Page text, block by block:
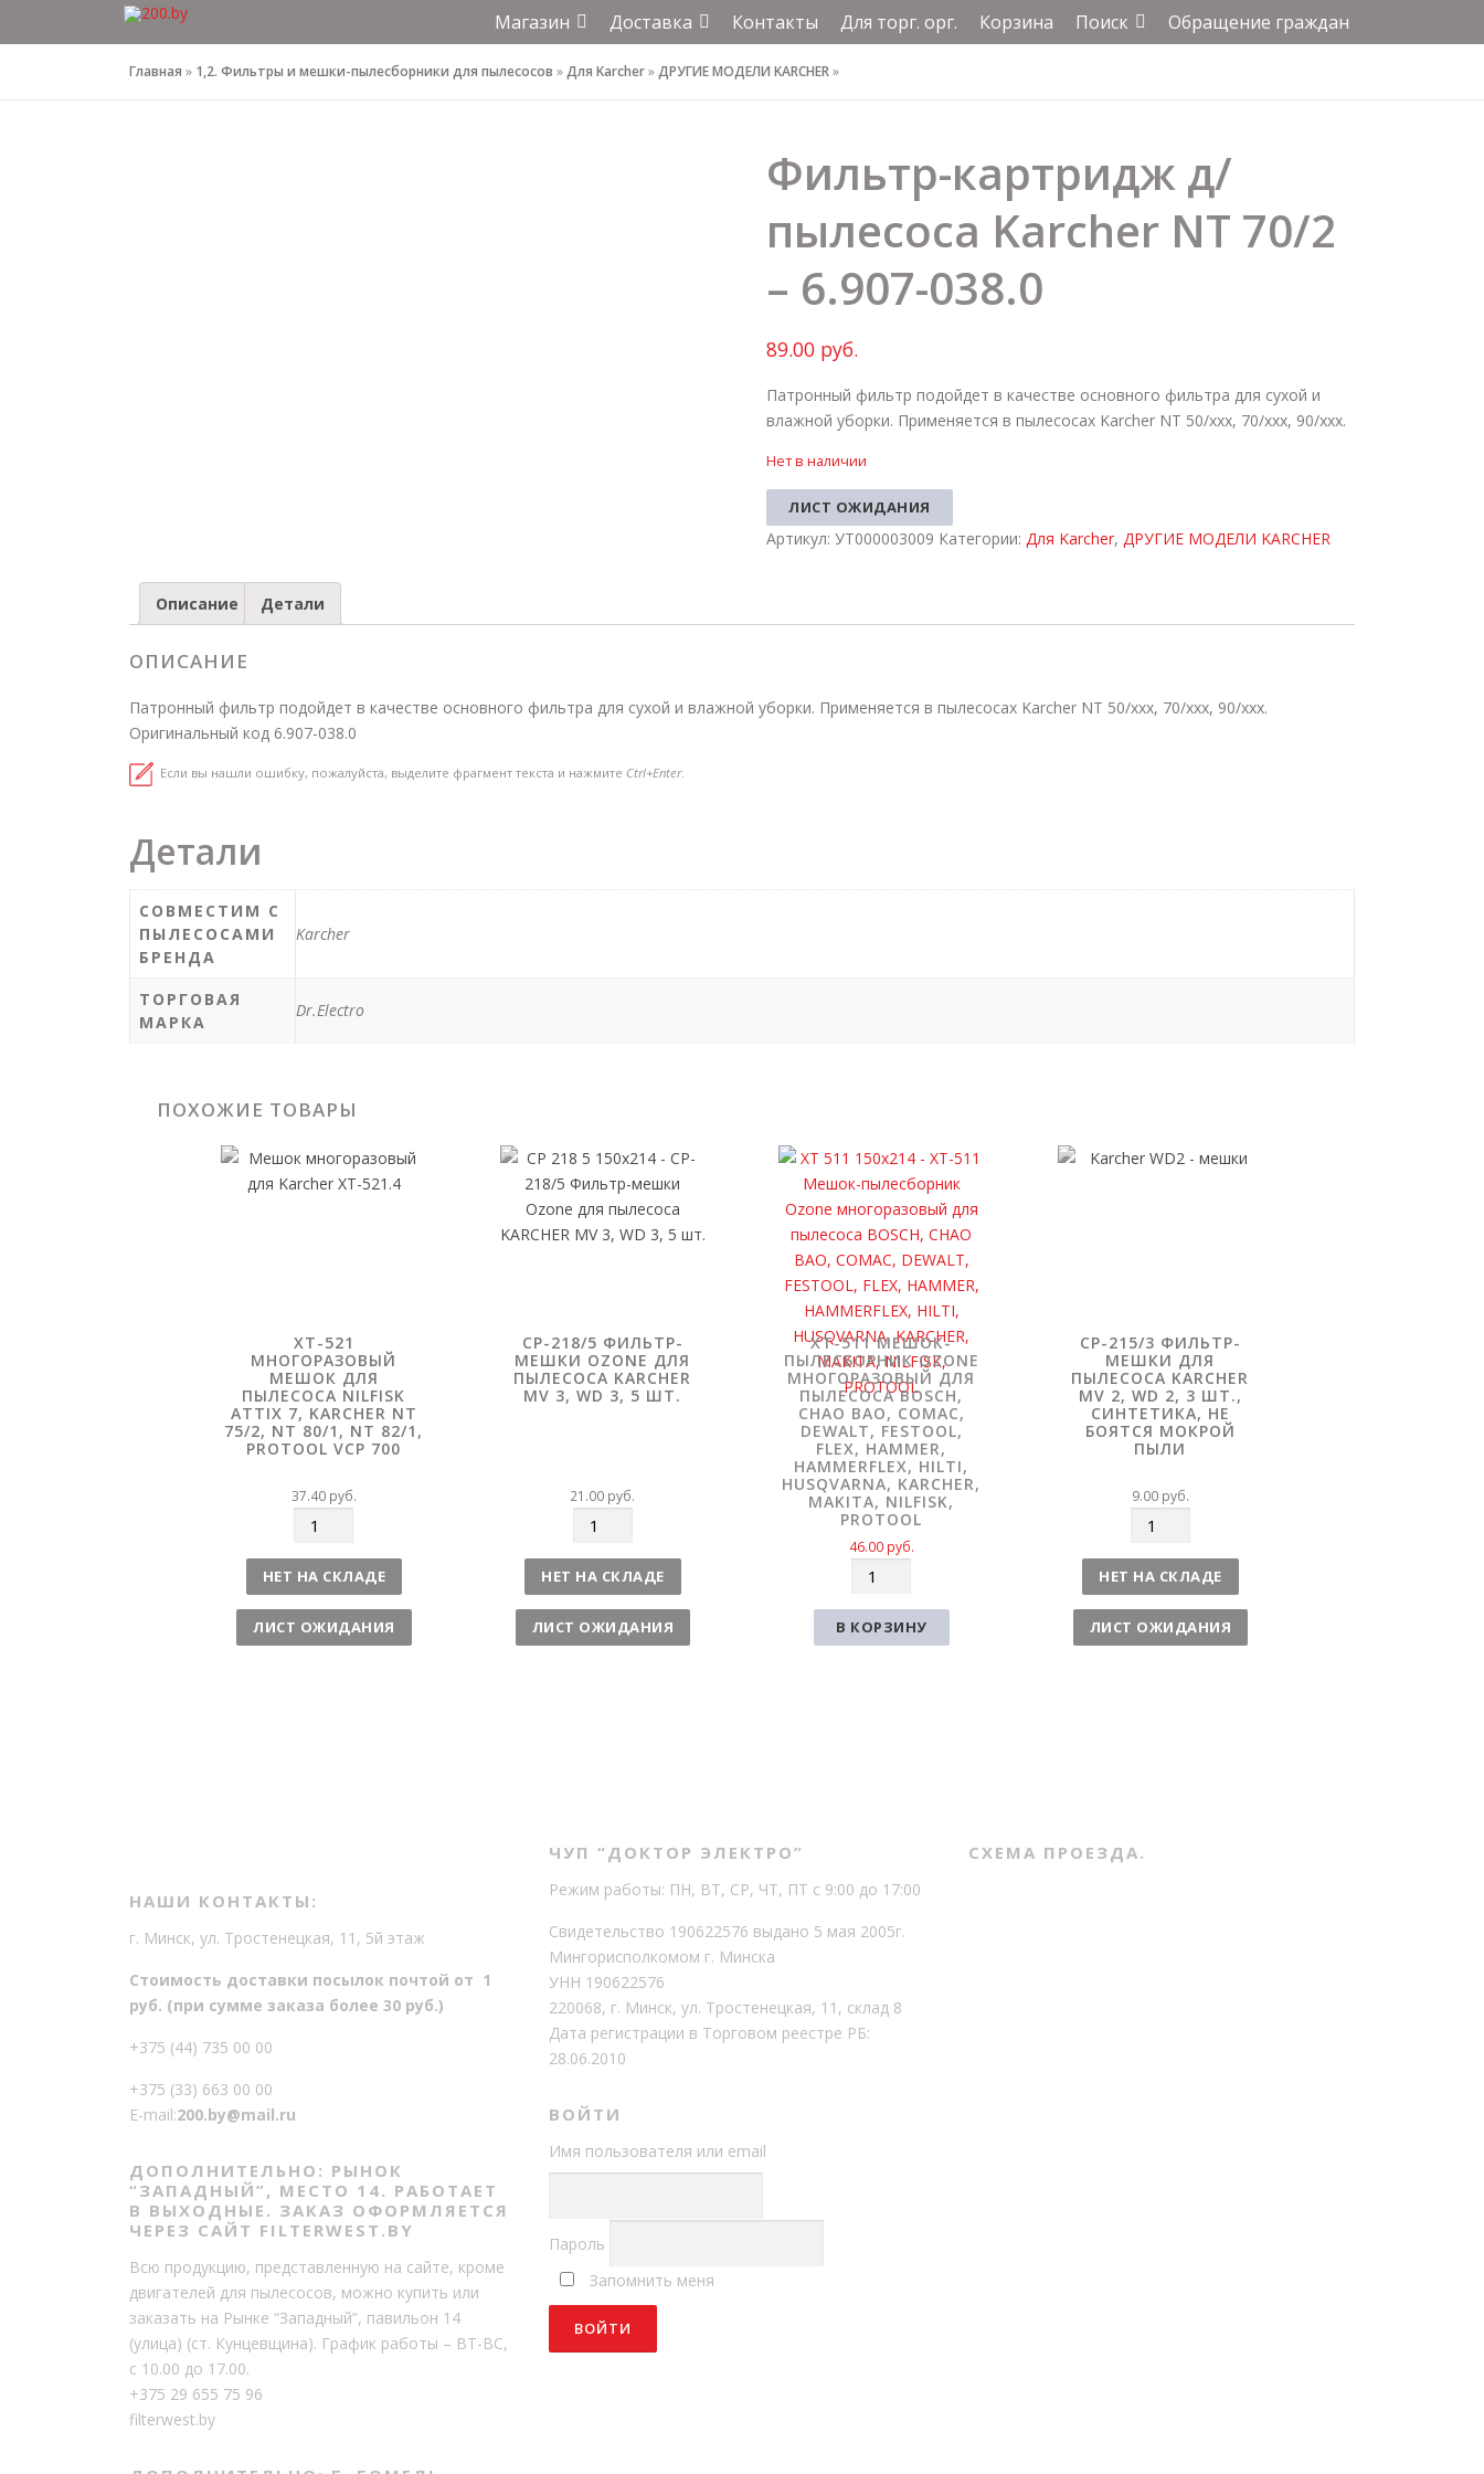
Магазин Доставка Контакты Для торг. орг. Корзина Поиск Обращение граждан
Главная » 1,2. Фильтры и мешки-пылесборники для пылесосов »Для Karcher»ДРУГИЕ МОДЕЛИ KARCHER»
Фильтр-картридж д/
пылесоса Karcher NT 70/2
– 6.907-038.0
89.00 руб.
Патронный фильтр подойдет в качестве основного фильтра для сухой и
влажной уборки. Применяется в пылесосах Karcher NT 50/xxx, 70/ххх, 90/ххх.
Нет в наличии
ЛИСТ ОЖИДАНИЯ
Артикул:УТ000003009 Категории:Для Karcher,ДРУГИЕ МОДЕЛИ KARCHER
Описание Детали
ОПИСАНИЕ
Патронный фильтр подойдет в качестве основного фильтра для сухой и влажной уборки. Применяется в пылесосах Karcher NT 50/xxx, 70/ххх, 90/ххх.
Оригинальный код 6.907-038.0
Если вы нашли ошибку, пожалуйста, выделите фрагмент текста и нажмите Ctrl+Enter.
Детали
СОВМЕСТИМ С
ПЫЛЕСОСАМИ
БРЕНДА
Karcher
ТОРГОВАЯ
МАРКА
Dr.Electro
ПОХОЖИЕ ТОВАРЫ
XT-521
МНОГОРАЗОВЫЙ
МЕШОК ДЛЯ
ПЫЛЕСОСА NILFISK
ATTIX 7, KARCHER NT
75/2, NT 80/1, NT 82/1,
PROTOOL VCP 700
37.40 руб.
л
и
ч
е
НЕТ НА СКЛАДЕ
ЛИСТ ОЖИДАНИЯ
CP-218/5 ФИЛЬТР-
МЕШКИ OZONE ДЛЯ
ПЫЛЕСОСА KARCHER
MV 3, WD 3, 5 ШТ.
21.00 руб.
л
и
ч
е
НЕТ НА СКЛАДЕ
ЛИСТ ОЖИДАНИЯ
XT-511 МЕШОК-
ПЫЛЕСБОРНИК OZONE
МНОГОРАЗОВЫЙ ДЛЯ
ПЫЛЕСОСА BOSCH,
CHAO BAO, COMAC,
DEWALT, FESTOOL,
FLEX, HAMMER,
HAMMERFLEX, HILTI,
HUSQVARNA, KARCHER,
MAKITA, NILFISK,
PROTOOL
46.00 руб.
л
и
В КОРЗИНУ
CP-215/3 ФИЛЬТР-
МЕШКИ ДЛЯ
ПЫЛЕСОСА KARCHER
MV 2, WD 2, 3 ШТ.,
СИНТЕТИКА, НЕ
БОЯТСЯ МОКРОЙ
ПЫЛИ
9.00 руб.
л
и
ч
е
НЕТ НА СКЛАДЕ
ЛИСТ ОЖИДАНИЯ
НАШИ КОНТАКТЫ:
г. Минск, ул. Тростенецкая, 11, 5й этаж
Стоимость доставки посылок почтой от 1
руб. (при сумме заказа более 30 руб.)
+375 (44) 735 00 00
+375 (33) 663 00 00
E-mail:200.by@mail.ru
ДОПОЛНИТЕЛЬНО: РЫНОК
“ЗАПАДНЫЙ”, МЕСТО 14. РАБОТАЕТ
В ВЫХОДНЫЕ. ЗАКАЗ ОФОРМЛЯЕТСЯ
ЧЕРЕЗ САЙТ FILTERWEST.BY
Всю продукцию, представленную на сайте, кроме
двигателей для пылесосов, можно купить или
заказать на Рынке “Западный”, павильон 14
(улица) (ст. Кунцевщина). График работы – ВТ-ВС,
с 10.00 до 17.00.
+375 29 655 75 96
filterwest.by
ЧУП “ДОКТОР ЭЛЕКТРО”
Режим работы: ПН, ВТ, СР, ЧТ, ПТ с 9:00 до 17:00
Свидетельство 190622576 выдано 5 мая 2005г.
Мингорисполкомом г. Минска
УНН 190622576
220068, г. Минск, ул. Тростенецкая, 11, склад 8
Дата регистрации в Торговом реестре РБ:
28.06.2010
ВОЙТИ
Имя пользователя или email
Пароль
Запомнить меня
СХЕМА ПРОЕЗДА.